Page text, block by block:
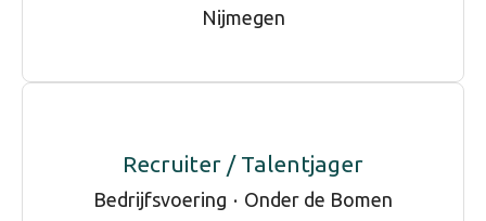
Nijmegen
Recruiter / Talentjager
Bedrijfsvoering · Onder de Bomen